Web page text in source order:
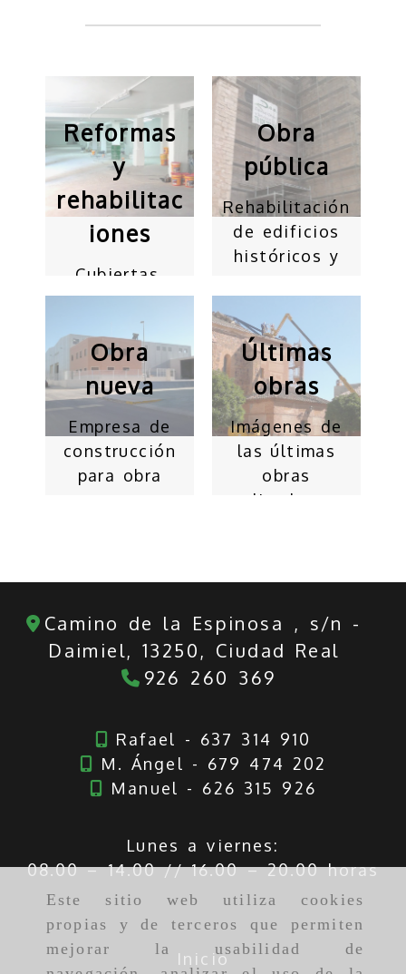
Este sitio web utiliza cookies
propias y de terceros que permiten
mejorar la usabilidad de
Reformas
y
rehabilitac
iones
Cubiertas,
fachadas,
edificios o
viviendas...
Obra
pública
Rehabilitación
de edificios
históricos y
Obra
nueva
Empresa de
construcción
para obra
Últimas
obras
Imágenes de
las últimas
obras
realizadas p...
Camino de la Espinosa , s/n -
Daimiel,13250, Ciudad Real
926 260 369
Rafael - 637 314 910
M. Ángel - 679 474 202
Manuel - 626 315 926
Lunes a viernes:
08.00 – 14.00 // 16.00 – 20.00 horas
Inicio